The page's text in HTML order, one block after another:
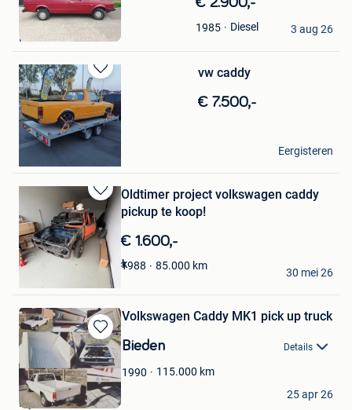
in
Mijn
Favorieten
1985 Diesel
acr
Herve
3 aug 26
Bewaren
in
Mijn
Favorieten
vw caddy
€ 7.500,-
Fred
Eergisteren
Bewaren
in
Mijn
Favorieten
Oldtimer project volkswagen caddy
pickup te koop!
€ 1.600,-
1988 85.000 km
Milan Van raemdonck
30 mei 26
Bewaren
in
Mijn
Favorieten
Volkswagen Caddy MK1 pick up truck
Bieden Details
1990 115.000 km
Blacklisted
rojales
25 apr 26